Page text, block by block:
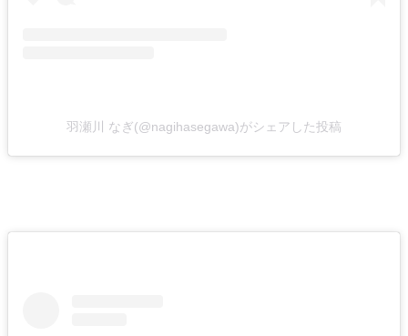
羽瀬川 なぎ(@nagihasegawa)がシェアした投稿